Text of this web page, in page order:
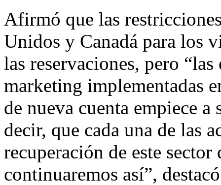
Afirmó que las
Unidos y Canadá para los
las reservaciones, pero
marketing implementadas
de nueva cuenta empiece
decir, que cada una de las
recuperación de este
continuaremos así”,